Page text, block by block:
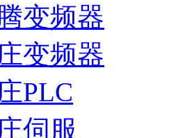
变频器
变频器
PLC
伺服